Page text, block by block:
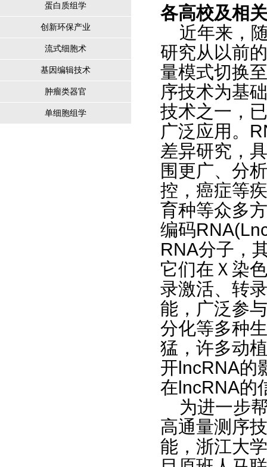
蛋白质组学
创新环保产业
流式细胞术
基因编辑技术
肿瘤类器官
单细胞组学
各高校及相
近年来，
研究从以前
量模式切换至
序技术为基
技术之一，
广泛应用。
差异研究，
围更广、分
控，癌症等
育种等众多
编码
RNA分子，
它们在Ｘ染
录激活、转
能，广泛参
分化等多种
猛，许多动
开lncRNA的
在lncRNA的
为进一步
高通量测序
能，浙江大